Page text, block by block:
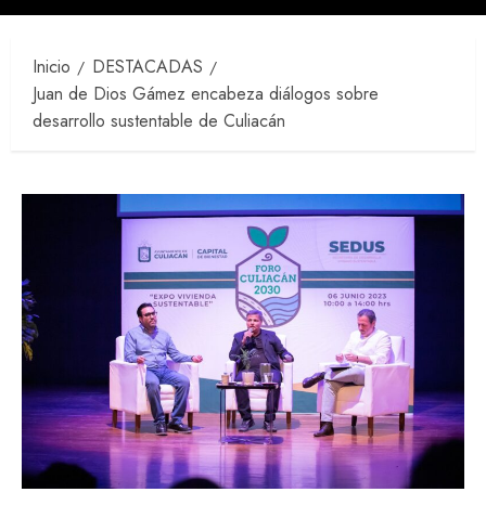
principal
Inicio
DESTACADAS
Juan de Dios Gámez encabeza diálogos sobre
desarrollo sustentable de Culiacán